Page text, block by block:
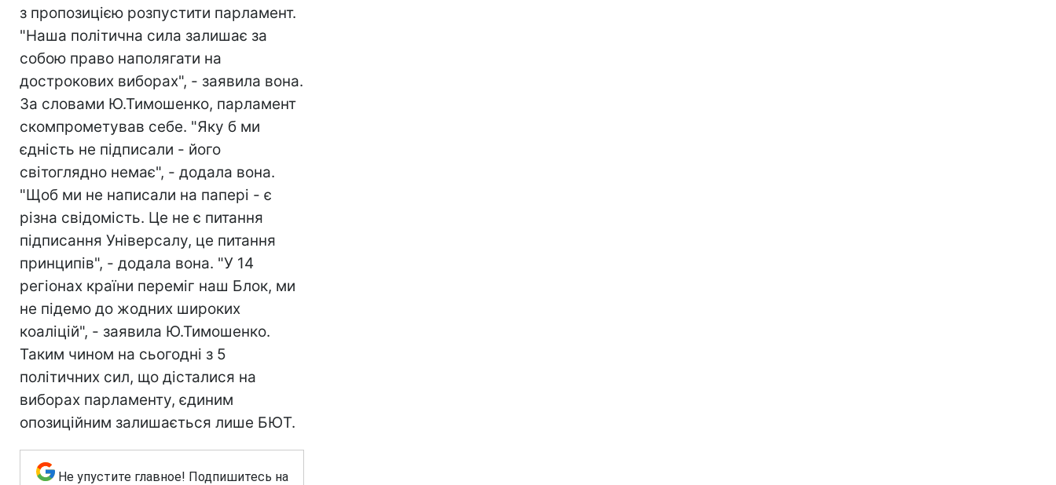
з пропозицією розпустити парламент.
"Наша політична сила залишає за
собою право наполягати на
дострокових виборах", - заявила вона.
За словами Ю.Тимошенко, парламент
скомпрометував себе. "Яку б ми
єдність не підписали - його
світоглядно немає", - додала вона.
"Щоб ми не написали на папері - є
різна свідомість. Це не є питання
підписання Універсалу, це питання
принципів", - додала вона. "У 14
регіонах країни переміг наш Блок, ми
не підемо до жодних широких
коаліцій", - заявила Ю.Тимошенко.
Таким чином на сьогодні з 5
політичних сил, що дісталися на
виборах парламенту, єдиним
опозиційним залишається лише БЮТ.
Не упустите главное! Подпишитесь на